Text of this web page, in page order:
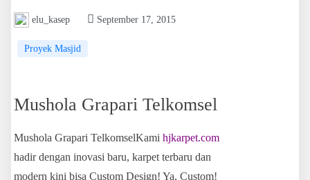
elu_kasep September 17, 2015
Proyek Masjid
Mushola Grapari Telkomsel
Mushola Grapari TelkomselKami hjkarpet.com
hadir dengan inovasi baru, karpet terbaru dan
modern kini bisa Custom Design! Ya, Custom!